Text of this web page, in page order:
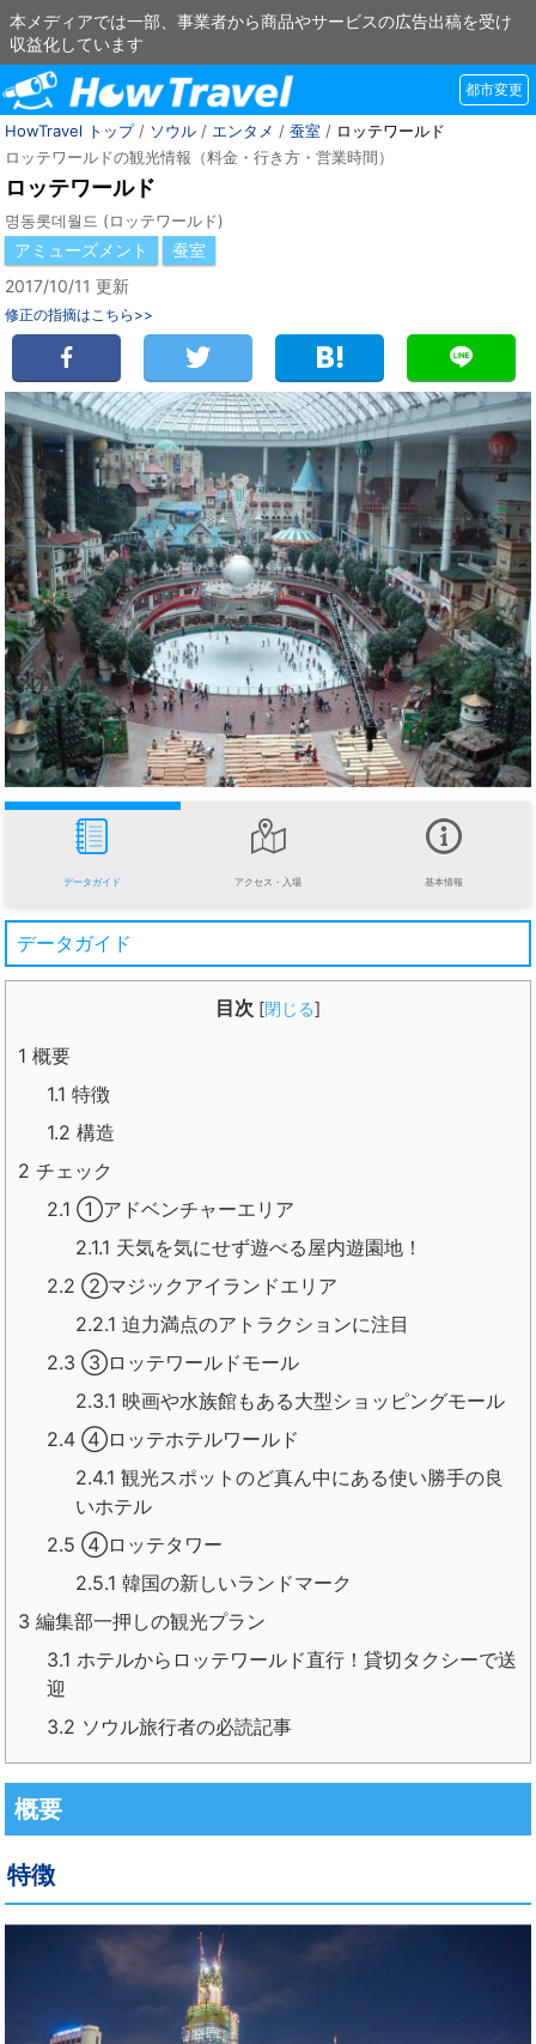
本メディアでは一部、事業者から商品やサービスの広告出稿を受け
収益化しています
都市変更
HowTravel トップ/ ソウル / エンタメ / 蚕室 / ロッテワールド
ロッテワールドの観光情報（料金・行き方・営業時間）
ロッテワールド
명동롯데월드 (ロッテワールド)
アミューズメント
蚕室
2017/10/11 更新
修正の指摘はこちら>>
データガイド アクセス・入場 基本情報
データガイド
目次 [閉じる]
1 概要
1.1 特徴
1.2 構造
2 チェック
2.1 ①アドベンチャーエリア
2.1.1 天気を気にせず遊べる屋内遊園地！
2.2 ②マジックアイランドエリア
2.2.1 迫力満点のアトラクションに注目
2.3 ③ロッテワールドモール
2.3.1 映画や水族館もある大型ショッピングモール
2.4 ④ロッテホテルワールド
2.4.1 観光スポットのど真ん中にある使い勝手の良
いホテル
2.5 ④ロッテタワー
2.5.1 韓国の新しいランドマーク
3 編集部一押しの観光プラン
3.1 ホテルからロッテワールド直行！貸切タクシーで送
迎
3.2 ソウル旅行者の必読記事
概要
特徴